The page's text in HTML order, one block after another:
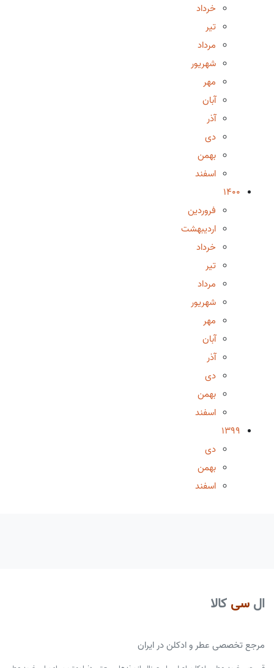
خرداد
تیر
مرداد
شهریور
مهر
آبان
آذر
دی
بهمن
اسفند
1400
فروردین
اردیبهشت
خرداد
تیر
مرداد
شهریور
مهر
آبان
آذر
دی
بهمن
اسفند
1399
دی
بهمن
اسفند
ال سی کالا
مرجع تخصصی عطر و ادکلن در ایران